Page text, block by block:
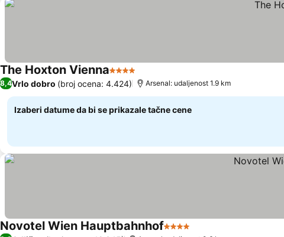
The Hoxton Vienna4 ZvezdicePogledaj cene
8,4Vrlo dobro (broj ocena: 4.424) Arsenal: udaljenost 1.9 km
Izaberi datume da bi se prikazale tačne cene
Novotel Wien Hauptbahnhof4 Zvezdice